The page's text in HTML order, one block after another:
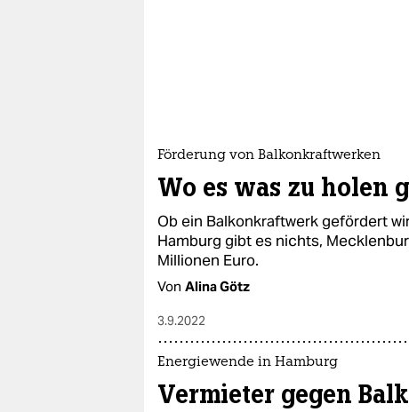
Förderung von Balkonkraftwerken
Wo es was zu holen
Ob ein Balkonkraftwerk gefördert
Hamburg gibt es nichts,
Millionen Euro.
Von Alina Götz
3.9.2022
Energiewende in Hamburg
Vermieter gegen